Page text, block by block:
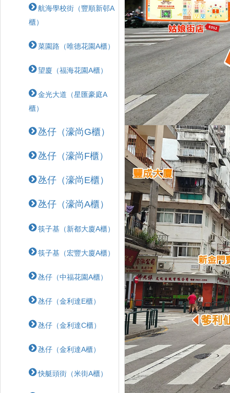
航海學校街（豐順新邨A
櫃）
菜園路（唯德花園A櫃）
望廈（福海花園A櫃）
金光大道（星匯豪庭A
櫃）
氹仔（濠尚G櫃）
氹仔（濠尚F櫃）
氹仔（濠尚E櫃）
氹仔（濠尚A櫃）
筷子基（新都大廈A櫃）
筷子基（宏豐大廈A櫃）
氹仔（中福花園A櫃）
氹仔（金利達E櫃）
氹仔（金利達C櫃）
氹仔（金利達A櫃）
快艇頭街（米街A櫃）